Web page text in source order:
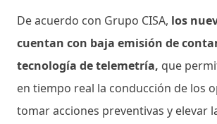
De acuerdo con Grupo CISA, los
cuentan con baja emisión de
tecnología de telemetría, que
en tiempo real la conducción de los
tomar acciones preventivas y elevar